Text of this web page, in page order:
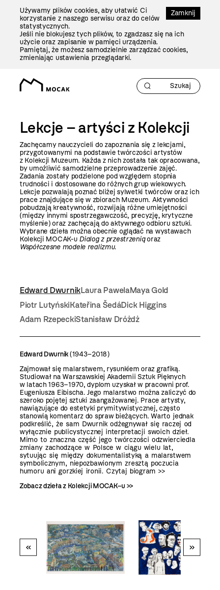
Zamknij
Używamy plików cookies, aby ułatwić Ci
korzystanie z naszego serwisu oraz do celów
statystycznych.
Jeśli nie blokujesz tych plików, to zgadzasz się na ich
użycie oraz zapisanie w pamięci urządzenia.
Pamiętaj, że możesz samodzielnie zarządzać cookies,
zmieniając ustawienia przeglądarki.
Lekcje – artyści z Kolekcji
Zachęcamy nauczycieli do zapoznania się z lekcjami,
przygotowanymi na podstawie twórczości artystów
z Kolekcji Muzeum. Każda z nich została tak opracowana,
by umożliwić samodzielne przeprowadzenie zajęć.
Zadania zostały podzielone pod względem stopnia
trudności i dostosowane do różnych grup wiekowych.
Lekcje pozwalają poznać bliżej sylwetki twórców oraz ich
prace znajdujące się w zbiorach Muzeum. Aktywności
pobudzają kreatywność, rozwijają różne umiejętności
(między innymi spostrzegawczość, precyzję, krytyczne
myślenie) oraz zachęcają do aktywnego odbioru sztuki.
Wybrane dzieła można obecnie oglądać na wystawach
Kolekcji MOCAK-u Dialog z przestrzeniąoraz
Współczesne modele realizmu.
Edward DwurnikLaura PawelaMaya Gold
Piotr LutyńskiKateřina ŠedáDick Higgins
Adam RzepeckiStanisław Dróżdż
Edward Dwurnik(1943–2018)
Zajmował się malarstwem, rysunkiem oraz grafiką.
Studiował na Warszawskiej Akademii Sztuk Pięknych
w latach 1963–1970, dyplom uzyskał w pracowni prof.
Eugeniusza Eibischa. Jego malarstwo można zaliczyć do
szeroko pojętej sztuki zaangażowanej. Prace artysty,
nawiązujące do estetyki prymitywistycznej, często
stanowią komentarz do spraw bieżących.Warto jednak
podkreślić, że sam Dwurnik odżegnywał się raczej od
wyłącznie publicystycznej interpretacji swoich dzieł.
Mimo to znaczna część jego twórczości odzwierciedla
zmiany zachodzące w Polsce w ciągu wielu lat,
sytuując się między dokumentalistyką a malarstwem
symbolicznym, niepozbawionym zresztą poczucia
humoru ani gorzkiej ironii.Czytaj biogram >>
Zobacz dzieła z Kolekcji MOCAK–u >>
« »